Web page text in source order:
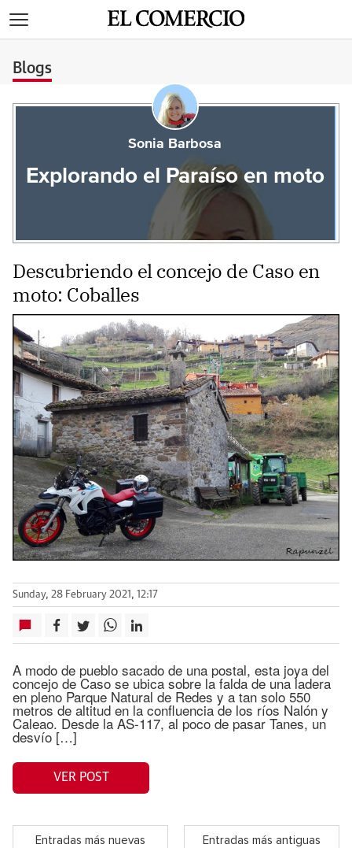
Blogs
Sonia Barbosa
Explorando el Paraíso en moto
Descubriendo el concejo de Caso en
moto: Coballes
Sunday, 28 February 2021, 12:17
A modo de pueblo sacado de una postal, esta joya del
concejo de Caso se ubica sobre la falda de una ladera
en pleno Parque Natural de Redes y a tan solo 550
metros de altitud en la confluencia de los ríos Nalón y
Caleao. Desde la AS-117, al poco de pasar Tanes, un
desvío […]
VER POST
Entradas más nuevas Entradas más antiguas